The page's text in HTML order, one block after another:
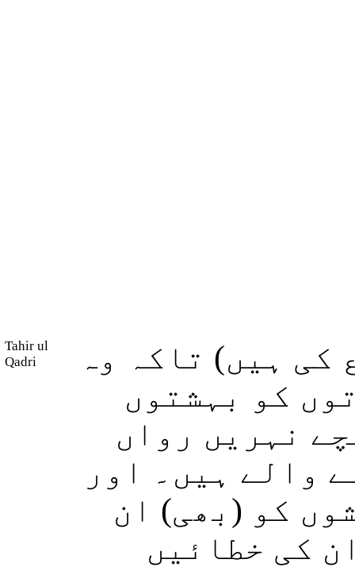
Tahir ul
Qadri
ہیں) تاکہ وہ
کو بہشتوں
نہریں رواں
والے ہیں۔ اور
کو (بھی) ان
کی خطائیں